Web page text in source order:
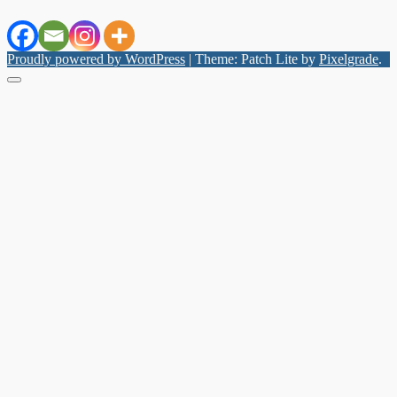
Proudly powered by WordPress | Theme: Patch Lite by Pixelgrade.
Menu